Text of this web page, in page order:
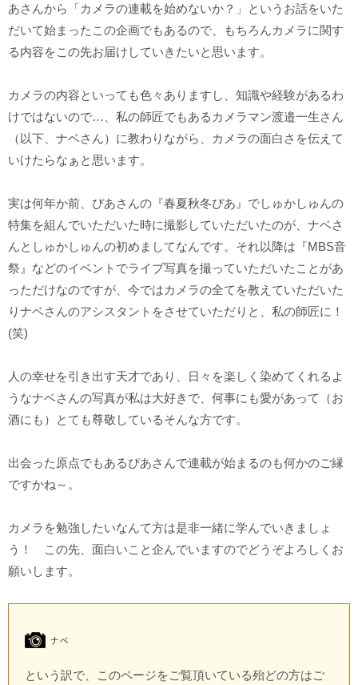
あさんから「カメラの連載を始めないか？」というお話をいた
だいて始まったこの企画でもあるので、もちろんカメラに関す
る内容をこの先お届けしていきたいと思います。
カメラの内容といっても色々ありますし、知識や経験があるわ
けではないので…、私の師匠でもあるカメラマン渡邉一生さん
（以下、ナベさん）に教わりながら、カメラの面白さを伝えて
いけたらなぁと思います。
実は何年か前、ぴあさんの『春夏秋冬ぴあ』でしゅかしゅんの
特集を組んでいただいた時に撮影していただいたのが、ナベさ
んとしゅかしゅんの初めましてなんです。それ以降は『MBS音
祭』などのイベントでライブ写真を撮っていただいたことがあ
っただけなのですが、今ではカメラの全てを教えていただいた
りナベさんのアシスタントをさせていただりと、私の師匠に！
(笑)
人の幸せを引き出す天才であり、日々を楽しく染めてくれるよ
うなナベさんの写真が私は大好きで、何事にも愛があって（お
酒にも）とても尊敬しているそんな方です。
出会った原点でもあるぴあさんで連載が始まるのも何かのご縁
ですかね～。
カメラを勉強したいなんて方は是非一緒に学んでいきましょ
う！ この先、面白いこと企んでいますのでどうぞよろしくお
願いします。
という訳で、このページをご覧頂いている殆どの方はご